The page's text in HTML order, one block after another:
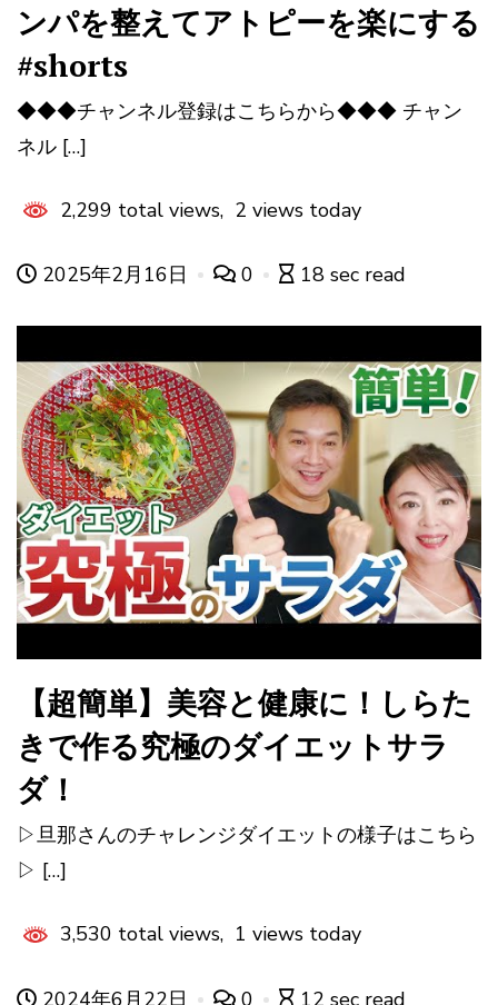
ンパを整えてアトピーを楽にする
#shorts
◆◆◆チャンネル登録はこちらから◆◆◆ チャン
ネル […]
2,299 total views, 2 views today
2025年2月16日 0 18 sec read
【超簡単】美容と健康に！しらた
きで作る究極のダイエットサラ
ダ！
▷旦那さんのチャレンジダイエットの様子はこちら
▷ […]
3,530 total views, 1 views today
2024年6月22日 0 12 sec read